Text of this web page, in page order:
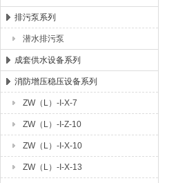
排污泵系列
潜水排污泵
成套供水设备系列
消防增压稳压设备系列
ZW（L）-I-X-7
ZW（L）-I-Z-10
ZW（L）-I-X-10
ZW（L）-I-X-13